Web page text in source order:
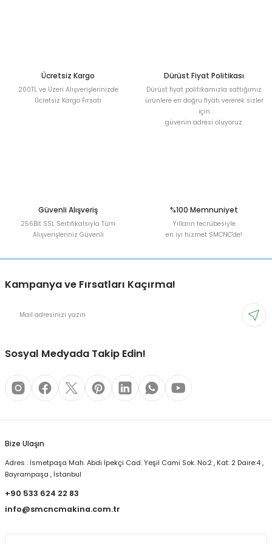
Ücretsiz Kargo
200TL ve Üzeri Alışverişlerinizde
Ücretsiz Kargo Fırsatı
Dürüst Fiyat Politikası
Dürüst fiyat politikamızla sattığımız
ürünlere en doğru fiyatı vererek sizler
için
güvenin adresi oluyoruz.
Güvenli Alışveriş
256Bit SSL Sertifikalsıyla Tüm
Alışverişleriniz Güvenli
%100 Memnuniyet
Yılların tecrübesiyle
en iyi hizmet SMCNC'de!
Kampanya ve Fırsatları Kaçırma!
Sosyal Medyada Takip Edin!
Bize Ulaşın
Adres : İsmetpaşa Mah. Abdi İpekçi Cad. Yeşil Cami Sok. No:2 , Kat: 2 Daire:4 ,
Bayrampaşa , İstanbul
+90 533 624 22 83
info@smcncmakina.com.tr